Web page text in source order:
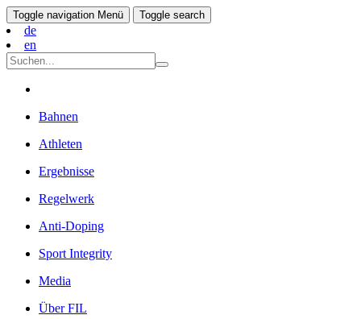
Toggle navigation Menü Toggle search
de
en
Bahnen
Athleten
Ergebnisse
Regelwerk
Anti-Doping
Sport Integrity
Media
Über FIL